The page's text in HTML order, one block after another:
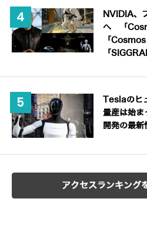
NVIDIA、
へ 「
「
「
Teslaのヒ
量産は始
開発の最
アクセスランキング